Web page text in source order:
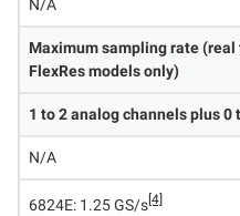
N/A
Maximum sampling rate
FlexRes models only)
1 to 2 analog channels plus
N/A
6824E: 1.25 GS/s[4]